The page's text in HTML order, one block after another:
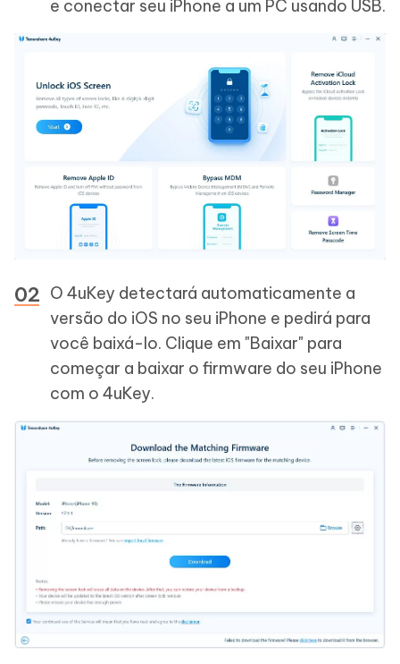
e conectar seu iPhone a um PC usando USB.
O 4uKey detectará automaticamente a
versão do iOS no seu iPhone e pedirá para
você baixá-lo. Clique em "Baixar" para
começar a baixar o firmware do seu iPhone
com o 4uKey.